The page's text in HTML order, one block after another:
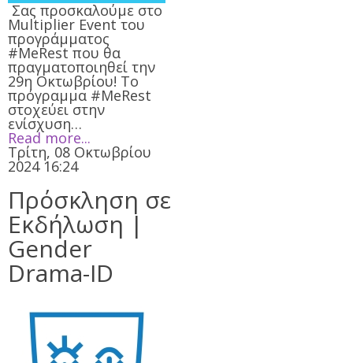
Σας προσκαλούμε στο
Multiplier Event του
προγράμματος
#MeRest που θα
πραγματοποιηθεί την
29η Οκτωβρίου! Το
πρόγραμμα #MeRest
στοχεύει στην
ενίσχυση…
Read more...
Τρίτη, 08 Οκτωβρίου
2024 16:24
Πρόσκληση σε
Εκδήλωση |
Gender
Drama-ID